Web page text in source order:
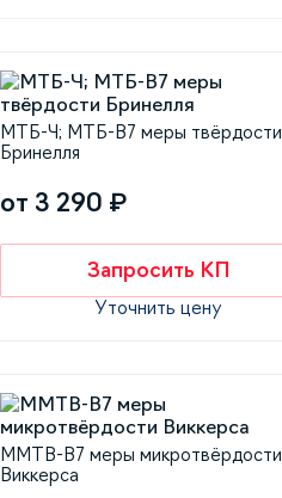
МТБ-Ч; МТБ-В7 меры твёрдости
Бринелля
от 3 290 ₽
Запросить КП
Уточнить цену
ММТВ-В7 меры микротвёрдости
Виккерса